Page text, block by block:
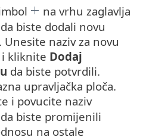
na vrhu zaglavlja
biste dodali novu
naziv za novu
kliknite Dodaj
da biste potvrdili.
upravljačka ploča.
i povucite naziv
biste promijenili
na ostale